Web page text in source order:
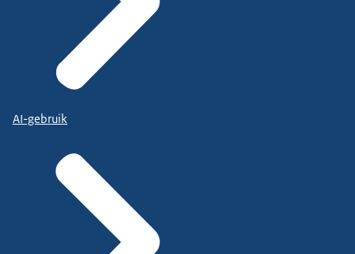
AI-gebruik